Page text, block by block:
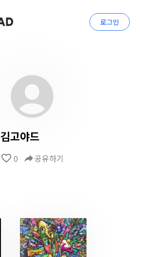
로그인
김고야드
favorite_border 0 reply공유하기